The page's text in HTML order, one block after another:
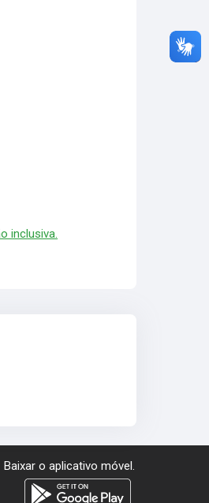
inclusiva.
Baixar o aplicativo móvel.